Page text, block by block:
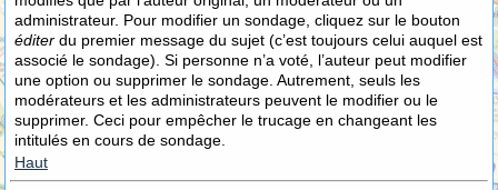
administrateur. Pour modifier un sondage, cliquez sur le bouton
éditer du premier message du sujet (c’est toujours celui auquel est
associé le sondage). Si personne n’a voté, l’auteur peut modifier
une option ou supprimer le sondage. Autrement, seuls les
modérateurs et les administrateurs peuvent le modifier ou le
supprimer. Ceci pour empêcher le trucage en changeant les
intitulés en cours de sondage.
Haut